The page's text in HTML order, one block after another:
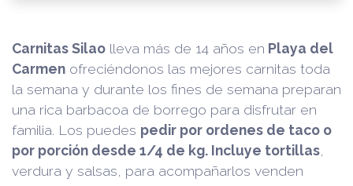
Carnitas Silao lleva más de 14 años en Playa del
Carmen ofreciéndonos las mejores carnitas toda
la semana y durante los fines de semana preparan
una rica barbacoa de borrego para disfrutar en
familia. Los puedes pedir por ordenes de taco o
por porción desde 1/4 de kg. Incluye tortillas
verdura y salsas, para acompañarlos venden